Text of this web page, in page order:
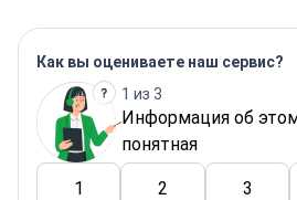
Как вы оцениваете наш сервис?
1 из 3
Информация об
понятная
1 2 3